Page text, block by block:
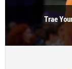
Trae